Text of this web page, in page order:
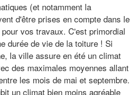
(et notamment la
d'être prises en compte dans le
vos travaux. C'est primordial
durée de vie de la toiture ! Si
la ville assure en été un climat
des maximales moyennes allant
les mois de mai et septembre.
un climat bien moins agréable